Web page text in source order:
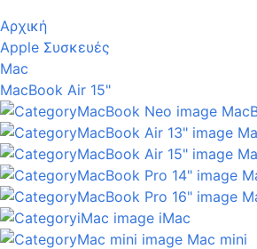
Αρχική
Apple Συσκευές
Mac
MacBook Air 15"
iMac
Mac mini